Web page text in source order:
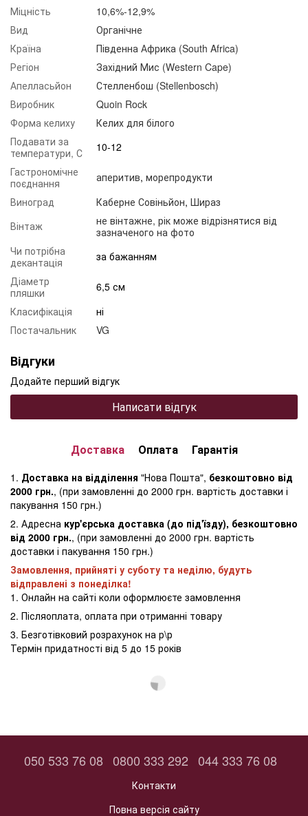
Міцність
10,6%-12,9%
Вид
Органічне
Країна
Південна Африка (South Africa)
Регіон
Західний Мис (Western Cape)
Апелласьйон
Стелленбош (Stellenbosch)
Виробник
Quoin Rock
Форма келиху
Келих для білого
Подавати за
температури, С
10-12
Гастрономічне
поєднання
аперитив, морепродукти
Виноград
Каберне Совіньйон, Шираз
Вінтаж
не вінтажне, рік може відрізнятися від
зазначеного на фото
Чи потрібна
декантація
за бажанням
Діаметр
пляшки
6,5 см
Класифікація
ні
Постачальник
VG
Відгуки
Додайте перший відгук
Написати відгук
Доставка Оплата Гарантія
1. Доставка на відділення "Нова Пошта", безкоштовно від
2000 грн., (при замовленні до 2000 грн. вартість доставки і
пакування 150 грн.)
2. Адресна кур'єрська доставка (до під'їзду), безкоштовно
від 2000 грн., (при замовленні до 2000 грн. вартість
доставки і пакування 150 грн.)
Замовлення, прийняті у суботу та неділю, будуть
відправлені з понеділка!
1. Онлайн на сайті коли оформлюєте замовлення
2. Післяоплата, оплата при отриманні товару
3. Безготівковий розрахунок на р\р
Термін придатності від 5 до 15 років
050 533 76 08 0800 333 292 044 333 76 08
Контакти
Повна версія сайту